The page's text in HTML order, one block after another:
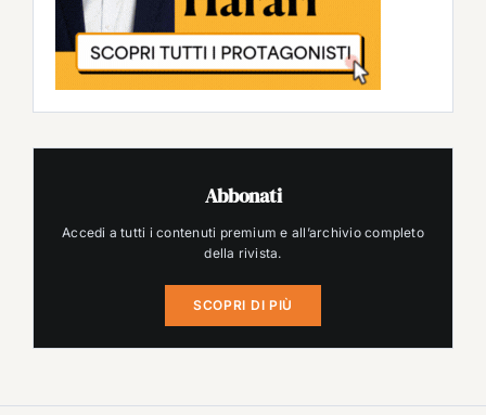
Abbonati
Accedi a tutti i contenuti premium e all’archivio completo
della rivista.
SCOPRI DI PIÙ